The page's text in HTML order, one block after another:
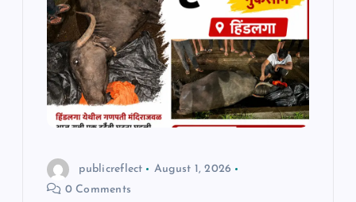
publicreflect
August 1, 2026
0 Comments